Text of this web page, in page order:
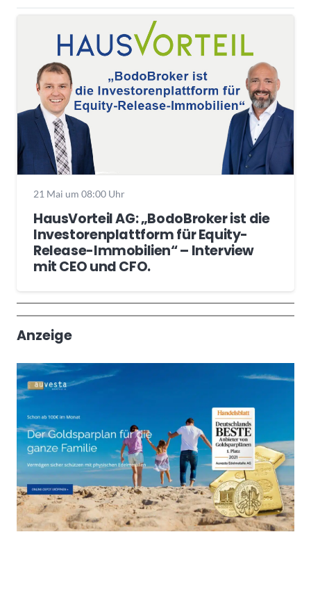
21 Mai um 08:00 Uhr
HausVorteil AG: „BodoBroker ist die
Investorenplattform für Equity-
Release-Immobilien“ – Interview
mit CEO und CFO.
Wochenrückblick
Trendthemen
Anzeige